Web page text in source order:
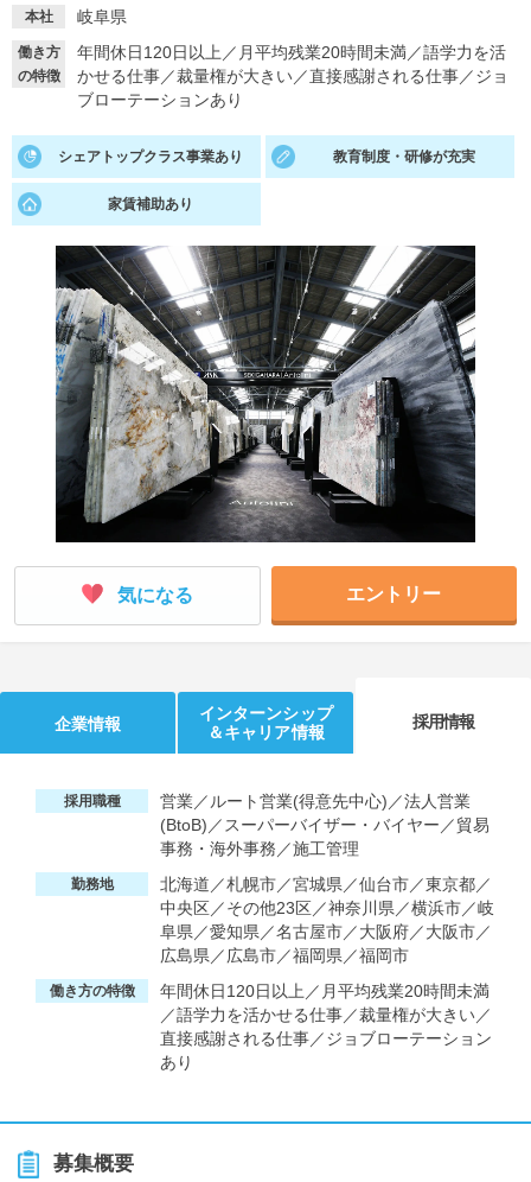
就活支援
就活ノウハウが満載！
就活コラム
適職診断
あなたに合う仕事を診断！
就活チャンネル
就活時事ニュースを更新 不明点があればこちら
本社 岐阜県
働き方
の特徴
年間休日120日以上 ／ 月平均残業20時間未満／語学力を活
かせる仕事／裁量権が大きい／直接感謝される仕事／ジョ
ブローテーションあり
シェアトップクラス事業あり 教育制度・研修が充実
家賃補助あり
気になる エントリー
企業情報
インターンシップ
＆キャリア情報
採用情報
採用職種
営業／ルート営業(得意先中心)／法人営業
(BtoB)／スーパーバイザー・バイヤー／貿易
事務・海外事務／施工管理
勤務地
北海道／札幌市／宮城県／仙台市／東京都／
中央区／その他23区／神奈川県／横浜市／岐
阜県／愛知県／名古屋市／大阪府／大阪市／
広島県／広島市／福岡県／福岡市
働き方の特徴
年間休日120日以上／月平均残業20時間未満
／語学力を活かせる仕事／裁量権が大きい／
直接感謝される仕事／ジョブローテーション
あり
募集概要